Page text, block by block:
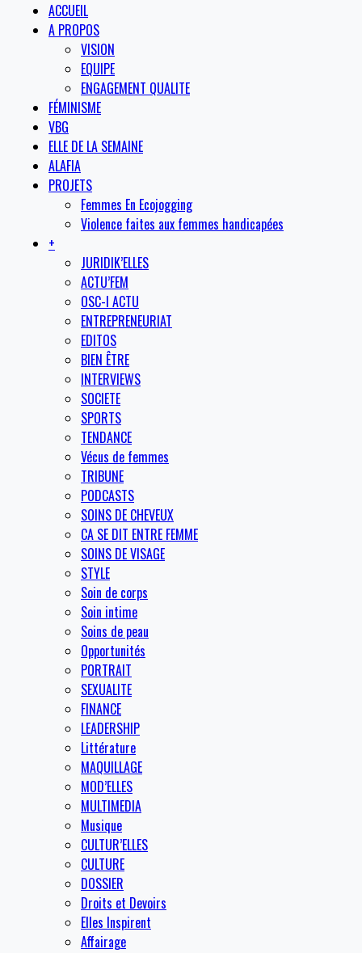
ACCUEIL
A PROPOS
VISION
EQUIPE
ENGAGEMENT QUALITE
FÉMINISME
VBG
ELLE DE LA SEMAINE
ALAFIA
PROJETS
Femmes En Ecojogging
Violence faites aux femmes handicapées
+
JURIDIK’ELLES
ACTU’FEM
OSC-I ACTU
ENTREPRENEURIAT
EDITOS
BIEN ÊTRE
INTERVIEWS
SOCIETE
SPORTS
TENDANCE
Vécus de femmes
TRIBUNE
PODCASTS
SOINS DE CHEVEUX
CA SE DIT ENTRE FEMME
SOINS DE VISAGE
STYLE
Soin de corps
Soin intime
Soins de peau
Opportunités
PORTRAIT
SEXUALITE
FINANCE
LEADERSHIP
Littérature
MAQUILLAGE
MOD’ELLES
MULTIMEDIA
Musique
CULTUR’ELLES
CULTURE
DOSSIER
Droits et Devoirs
Elles Inspirent
Affairage